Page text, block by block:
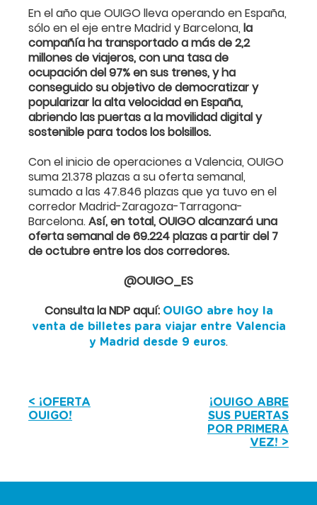
En el año que OUIGO lleva operando en España,
sólo en el eje entre Madrid y Barcelona, la
compañía ha transportado a más de 2,2
millones de viajeros, con una tasa de
ocupación del 97% en sus trenes, y ha
conseguido su objetivo de democratizar y
popularizar la alta velocidad en España,
abriendo las puertas a la movilidad digital y
sostenible para todos los bolsillos.
Con el inicio de operaciones a Valencia, OUIGO
suma 21.378 plazas a su oferta semanal,
sumado a las 47.846 plazas que ya tuvo en el
corredor Madrid-Zaragoza-Tarragona-
Barcelona.Así, en total, OUIGO alcanzará una
oferta semanal de 69.224 plazas a partir del 7
de octubre entre los dos corredores.
@OUIGO_ES
Consulta la NDP aquí: OUIGO abre hoy la
venta de billetes para viajar entre Valencia
y Madrid desde 9 euros.
< ¡OFERTA
OUIGO!
¡OUIGO ABRE
SUS PUERTAS
POR PRIMERA
VEZ! >